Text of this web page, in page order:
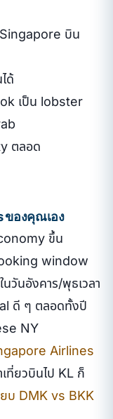
บิน
ด้
เป็น lobster
ตลอด
ของคุณเอง
ขึ้น
window
วันอังคาร/พุธเวลา
ดี ๆ ตลอดทั้งปี
NY
Airlines
ที่ยวบินไป KL ก็
ยบ DMK vs BKK